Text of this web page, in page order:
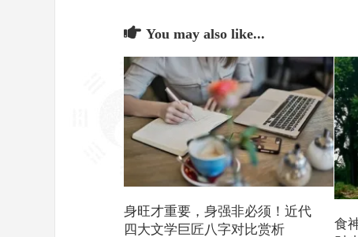
You may also like...
身旺才重要，身强非必须！近代
四大文学巨匠八字对比赏析
食